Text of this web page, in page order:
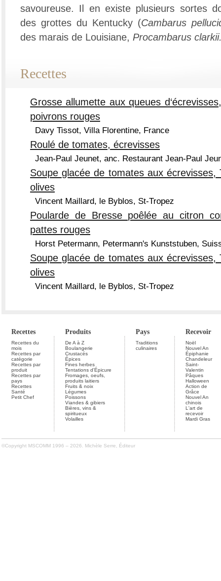
savoureuse. Il en existe plusieurs sortes
des grottes du Kentucky (Cambarus
des marais de Louisiane, Procambarus
Recettes
Grosse allumette aux queues
poivrons rouges
Davy Tissot, Villa Florentine, France
Roulé de tomates, écrevisses
Jean-Paul Jeunet, anc. Restaurant Jean-Paul
Soupe glacée de tomates aux écrevisses,
olives
Vincent Maillard, le Byblos, St-Tropez
Poularde de Bresse poêlée au citron
pattes rouges
Horst Petermann, Petermann's Kunststuben,
Soupe glacée de tomates aux écrevisses,
olives
Vincent Maillard, le Byblos, St-Tropez
Recettes Produits Pays Recevoir
Recettes du
mois
Recettes par
catégorie
Recettes par
produit
Recettes par
pays
Recettes
Santé
Petit Chef
De A à Z
Boulangerie
Crustacés
Épices
Fines herbes
Tentations d'Épicure
Fromages, oeufs,
produits laitiers
Fruits & noix
Légumes
Poissons
Viandes & gibiers
Bières, vins &
spiritueux
Volailles
Traditions
culinaires
Noël
Nouvel An
Épiphanie
Chandeleur
Saint-
Valentin
Pâques
Halloween
Action de
Grâce
Nouvel An
chinois
L'art de
recevoir
Mardi Gras
©Copyright MSCOMM 1996 – 2026. Michèle Serre, Éditeur